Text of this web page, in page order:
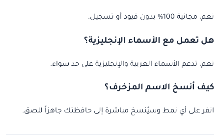
نعم، مجانية 100% بدون قيود أو تسجيل.
هل تعمل مع الأسماء الإنجليزية؟
نعم، تدعم الأسماء العربية والإنجليزية على حد سواء.
كيف أنسخ الاسم المزخرف؟
انقر على أي نمط وسيُنسخ مباشرة إلى حافظتك جاهزاً للصق.